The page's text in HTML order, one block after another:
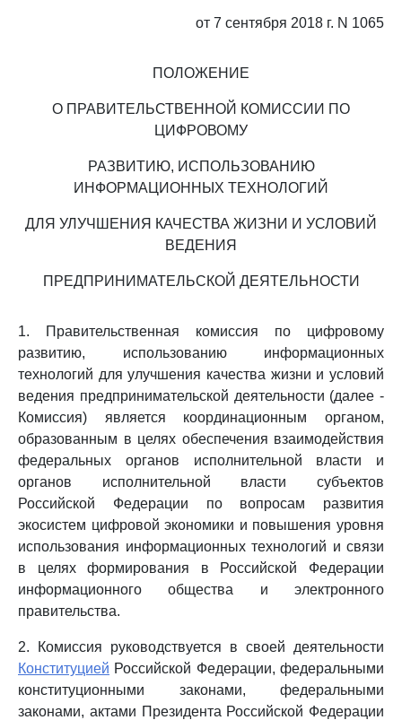
от 7 сентября 2018 г. N 1065
ПОЛОЖЕНИЕ
О ПРАВИТЕЛЬСТВЕННОЙ КОМИССИИ ПО
ЦИФРОВОМУ
РАЗВИТИЮ, ИСПОЛЬЗОВАНИЮ
ИНФОРМАЦИОННЫХ ТЕХНОЛОГИЙ
ДЛЯ УЛУЧШЕНИЯ КАЧЕСТВА ЖИЗНИ И УСЛОВИЙ
ВЕДЕНИЯ
ПРЕДПРИНИМАТЕЛЬСКОЙ ДЕЯТЕЛЬНОСТИ
1. Правительственная комиссия по цифровому
развитию, использованию информационных
технологий для улучшения качества жизни и условий
ведения предпринимательской деятельности (далее -
Комиссия) является координационным органом,
образованным в целях обеспечения взаимодействия
федеральных органов исполнительной власти и
органов исполнительной власти субъектов
Российской Федерации по вопросам развития
экосистем цифровой экономики и повышения уровня
использования информационных технологий и связи
в целях формирования в Российской Федерации
информационного общества и электронного
правительства.
2. Комиссия руководствуется в своей деятельности
Конституцией Российской Федерации, федеральными
конституционными законами, федеральными
законами, актами Президента Российской Федерации